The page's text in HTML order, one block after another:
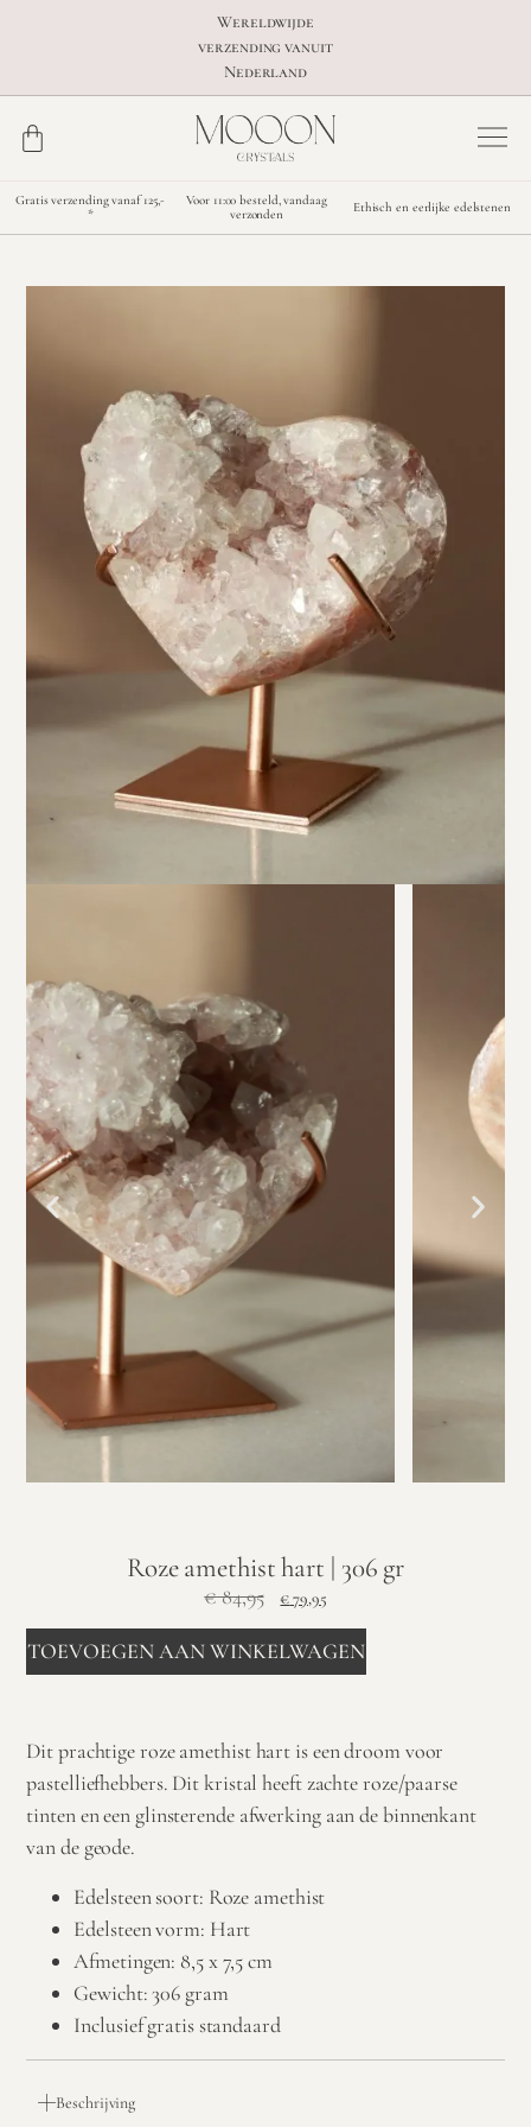
Wereldwijde
verzending vanuit
Nederland
Gratis verzending vanaf 125,-
*
Voor 11:00 besteld, vandaag
verzonden
Ethisch en eerlijke edelstenen
Roze amethist hart | 306 gr
€84,95 €79,95
TOEVOEGEN AAN WINKELWAGEN
Dit prachtige roze amethist hart is een droom voor
pastelliefhebbers. Dit kristal heeft zachte roze/paarse
tinten en een glinsterende afwerking aan de binnenkant
van de geode.
Edelsteen soort: Roze amethist
Edelsteen vorm: Hart
Afmetingen: 8,5 x 7,5 cm
Gewicht: 306 gram
Inclusief gratis standaard
Beschrijving